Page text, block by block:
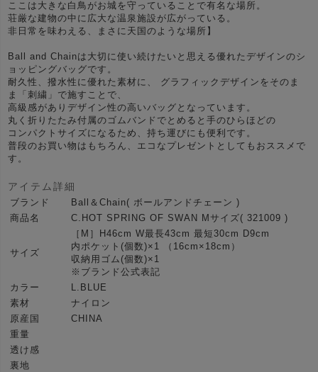
ここは大きな白鳥がお城を守っていることで有名な場所。
荘厳な建物の中に広大な温泉施設が広がっている。
非日常を味わえる、まさに天国のような場所】
Ball and Chainは大切に使い続けたいと思える優れたデザインのシ
ョッピングバッグです。
耐久性、撥水性に優れた素材に、 グラフィックデザインをそのま
ま「刺繍」で施すことで、
高級感がありデザイン性の高いバッグとなっています。
丸く折りたたみ付属のゴムバンドでとめると手のひらほどの
コンパクトサイズになるため、持ち運びにも便利です。
普段のお買い物はもちろん、エコなプレゼントとしてもおススメで
す。
アイテム詳細
ブランド
Ball＆Chain( ボールアンドチェーン )
商品名
C.HOT SPRING OF SWAN Mサイズ( 321009 )
サイズ
［M］H46cm W最長43cm 最短30cm D9cm
内ポケット(個数)×1 （16cm×18cm）
収納用ゴム(個数)×1
※ブランド公式表記
カラー
L.BLUE
素材
ナイロン
原産国
CHINA
重量
透け感
裏地